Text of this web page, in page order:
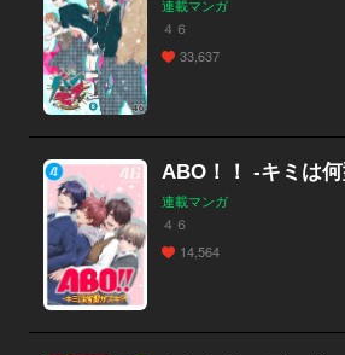
連載マンガ
４６
33,637
ABO！！ -キミは
連載マンガ
４６
14,564